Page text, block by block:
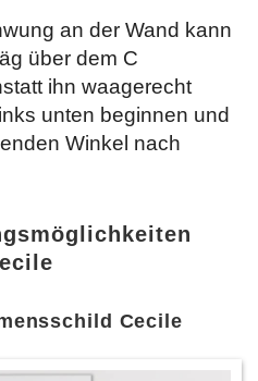
an der Wand kann
über dem C
ihn waagerecht
unten beginnen und
Winkel nach
Cecile